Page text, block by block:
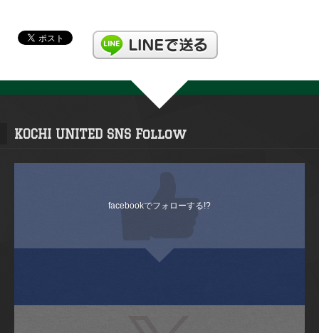
KOCHI UNITED SNS Follow
facebookでフォローする!?